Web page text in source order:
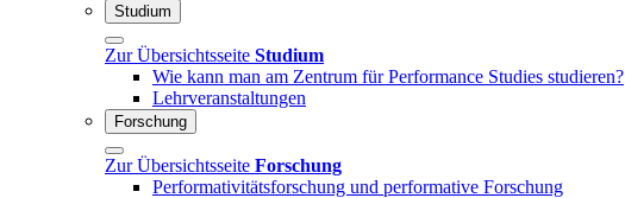
Studium
Zur Übersichtsseite Studium
Wie kann man am Zentrum für Performance Studies studieren?
Lehrveranstaltungen
Forschung
Zur Übersichtsseite Forschung
Performativitätsforschung und performative Forschung